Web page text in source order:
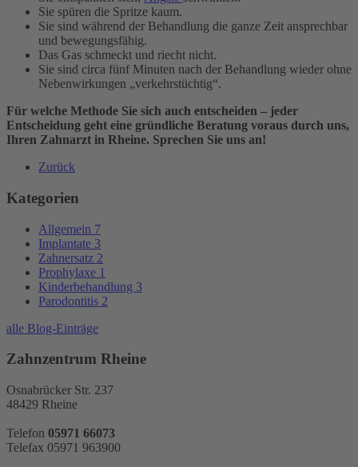
Sie spüren die Spritze kaum.
Sie sind während der Behandlung die ganze Zeit ansprechbar
und bewegungsfähig.
Das Gas schmeckt und riecht nicht.
Sie sind circa fünf Minuten nach der Behandlung wieder ohne
Nebenwirkungen „verkehrstüchtig“.
Für welche Methode Sie sich auch entscheiden – jeder
Entscheidung geht eine gründliche Beratung voraus durch uns,
Ihren Zahnarzt in Rheine. Sprechen Sie uns an!
Zurück
Kategorien
Allgemein 7
Implantate 3
Zahnersatz 2
Prophylaxe 1
Kinderbehandlung 3
Parodontitis 2
alle Blog-Einträge
Zahnzentrum Rheine
Osnabrücker Str. 237
48429 Rheine
Telefon 05971 66073
Telefax 05971 963900